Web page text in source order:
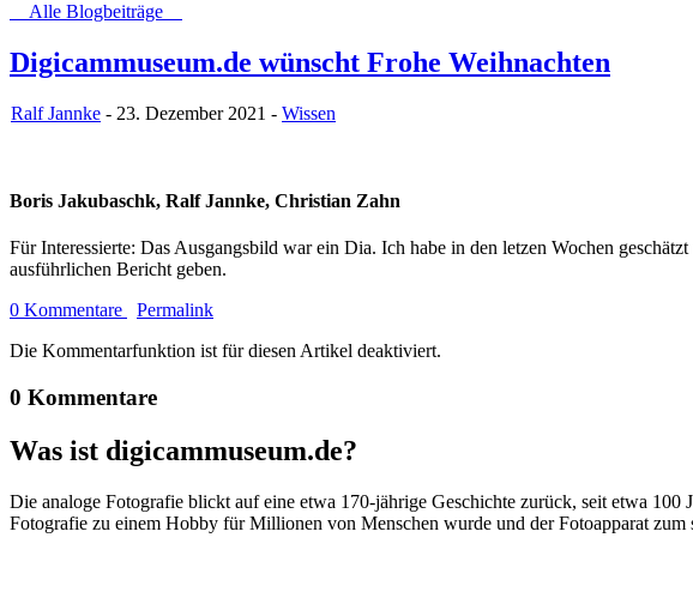
Alle Blogbeiträge
Digicammuseum.de wünscht Frohe Weihnachten
Ralf Jannke - 23. Dezember 2021 - Wissen
Boris Jakubaschk, Ralf Jannke, Christian Zahn
Für Interessierte: Das Ausgangsbild war ein Dia. Ich habe in den letzen Wochen
ausführlichen Bericht geben.
0 Kommentare
Permalink
Die Kommentarfunktion ist für diesen Artikel deaktiviert.
0 Kommentare
Was ist digicammuseum.de?
Die analoge Fotografie blickt auf eine etwa 170-jährige Geschichte zurück, seit etwa
Fotografie zu einem Hobby für Millionen von Menschen wurde und der Fotoapparat zum